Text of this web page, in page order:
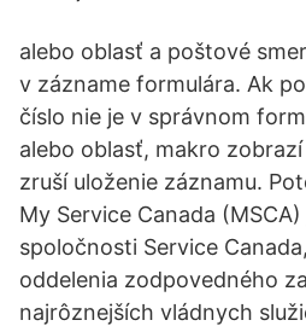
alebo oblasť a poštové
v zázname formulára. Ak
číslo nie je v správnom
alebo oblasť, makro
zruší uloženie záznamu.
My Service Canada
spoločnosti Service
oddelenia zodpovedného
najrôznejších vládnych